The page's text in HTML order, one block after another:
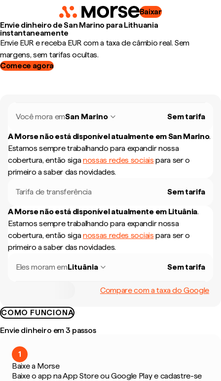
Baixar
Envie dinheiro de San Marino para Lithuania
instantaneamente
Envie EUR e receba EUR com a taxa de câmbio real. Sem
margens, sem tarifas ocultas.
Comece agora
Você mora emSan Marino Sem tarifa
A Morse não está disponível atualmente emSan Marino.
Estamos sempre trabalhando para expandir nossa
cobertura, então siganossas redes sociais para ser o
primeiro a saber das novidades.
Tarifa de transferência Sem tarifa
A Morse não está disponível atualmente em Lituânia.
Estamos sempre trabalhando para expandir nossa
cobertura, então siganossas redes sociais para ser o
primeiro a saber das novidades.
Eles moram emLituânia Sem tarifa
Compare com a taxa do Google
COMO FUNCIONA
Envie dinheiro em 3 passos
1
Baixe a Morse
Baixe o app na App Store ou Google Play e cadastre-se